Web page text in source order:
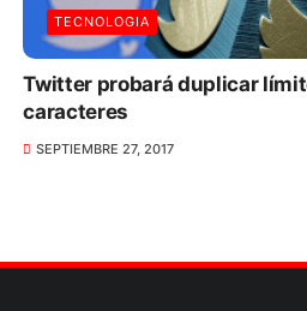
TECNOLOGIA
Twitter probará duplicar
caracteres
SEPTIEMBRE 27, 2017